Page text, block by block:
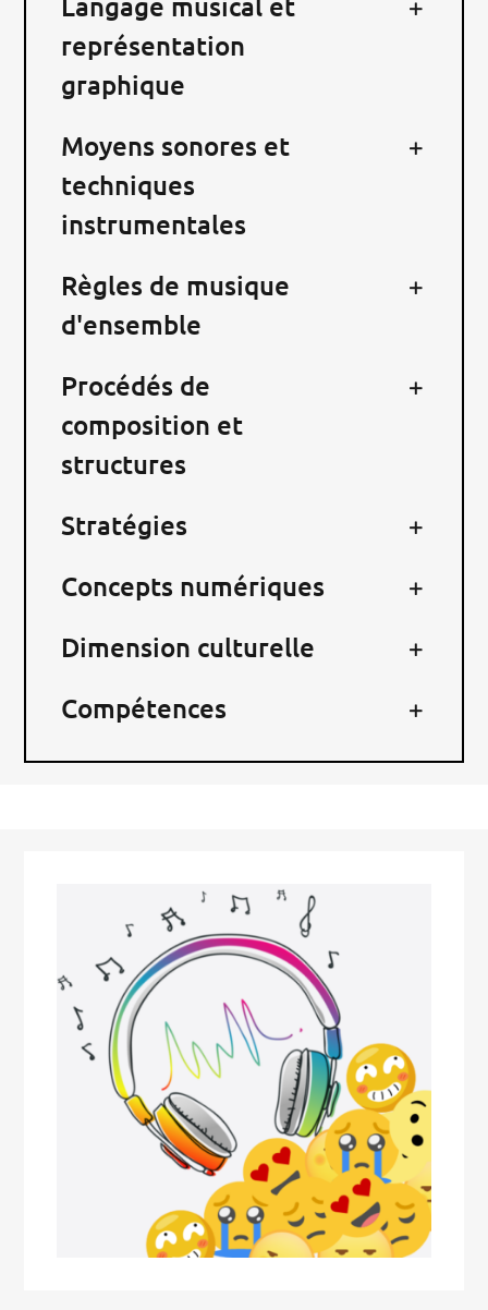
représentation
graphique
Moyens sonores et
techniques
instrumentales
Règles de musique
d'ensemble
Procédés de
composition et
structures
Stratégies
Concepts numériques
Dimension culturelle
Compétences